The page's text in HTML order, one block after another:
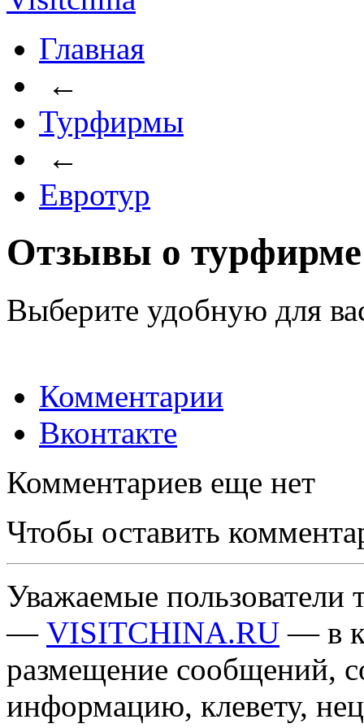
Главная
←
Турфирмы
←
Евротур
Отзывы о
Выберите удобную для
Комментарии
Вконтакте
Комментариев еще нет
Чтобы оставить
Уважаемые пользователи
— VISITCHINA.RU — в
размещение сообщений,
информацию, клевету,